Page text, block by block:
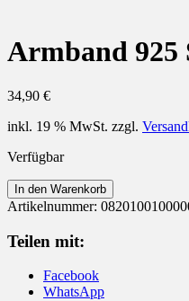
Armband
34,90 €
inkl. 19 % MwSt. zzgl.
Verfügbar
Armband
925
Infinity
Menge
In den Warenkorb
Artikelnummer:
Teilen mit:
Facebook
WhatsApp